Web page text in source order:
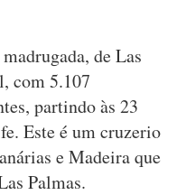
de Las
com 5.107
partindo às 23
Este é um cruzerio
e Madeira que
Palmas.